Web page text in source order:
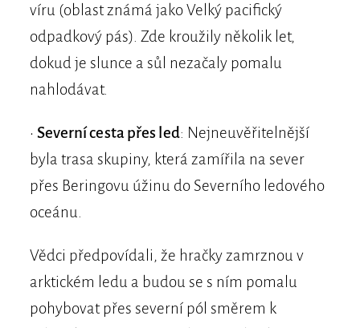
víru (oblast známá jako Velký pacifický
odpadkový pás). Zde kroužily několik let,
dokud je slunce a sůl nezačaly pomalu
nahlodávat.
• Severní cesta přes led: Nejneuvěřitelnější
byla trasa skupiny, která zamířila na sever
přes Beringovu úžinu do Severního ledového
oceánu.
Vědci předpovídali, že hračky zamrznou v
arktickém ledu a budou se s ním pomalu
pohybovat přes severní pól směrem k